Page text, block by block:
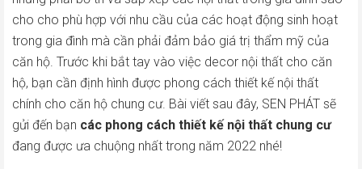
cho cho phù hợp với nhu cầu của các hoạt động sinh hoạt
trong gia đình mà cần phải đảm bảo giá trị thẩm mỹ của
căn hộ. Trước khi bắt tay vào việc decor nội thất cho căn
hộ, bạn cần định hình được phong cách thiết kế nội thất
chính cho căn hộ chung cư. Bài viết sau đây, SEN PHÁT sẽ
gửi đến bạn các phong cách thiết kế nội thất chung cư
đang được ưa chuộng nhất trong năm 2022 nhé!